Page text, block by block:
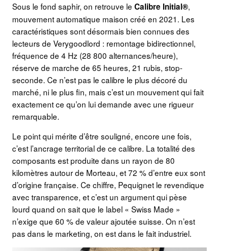
Sous le fond saphir, on retrouve le Calibre Initial®,
mouvement automatique maison créé en 2021. Les
caractéristiques sont désormais bien connues des
lecteurs de Verygoodlord : remontage bidirectionnel,
fréquence de 4 Hz (28 800 alternances/heure),
réserve de marche de 65 heures, 21 rubis, stop-
seconde. Ce n’est pas le calibre le plus décoré du
marché, ni le plus fin, mais c’est un mouvement qui fait
exactement ce qu’on lui demande avec une rigueur
remarquable.
Le point qui mérite d’être souligné, encore une fois,
c’est l’ancrage territorial de ce calibre. La totalité des
composants est produite dans un rayon de 80
kilomètres autour de Morteau, et 72 % d’entre eux sont
d’origine française. Ce chiffre, Pequignet le revendique
avec transparence, et c’est un argument qui pèse
lourd quand on sait que le label « Swiss Made »
n’exige que 60 % de valeur ajoutée suisse. On n’est
pas dans le marketing, on est dans le fait industriel.